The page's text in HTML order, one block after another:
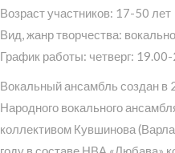
Возраст участников: 17-50 лет
Вид, жанр творчества:
График работы: четверг:
Вокальный ансамбль создан в
Народного вокального
коллективом Кувшинова